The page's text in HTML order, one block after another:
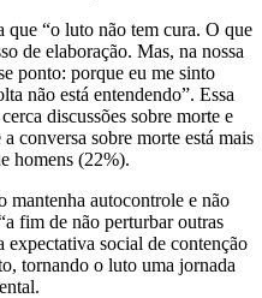
que “o luto não tem cura. O que
de elaboração. Mas, na nossa
ponto: porque eu me sinto
não está entendendo”. Essa
discussões sobre morte e
conversa sobre morte está mais
homens (22%).
mantenha autocontrole e não
fim de não perturbar outras
expectativa social de contenção
tornando o luto uma jornada